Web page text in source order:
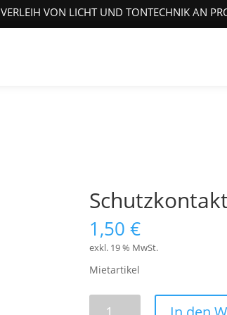
VERLEIH VON LICHT UND TONTECHNIK AN
1,50€
exkl. 19 % MwSt.
Mietartikel